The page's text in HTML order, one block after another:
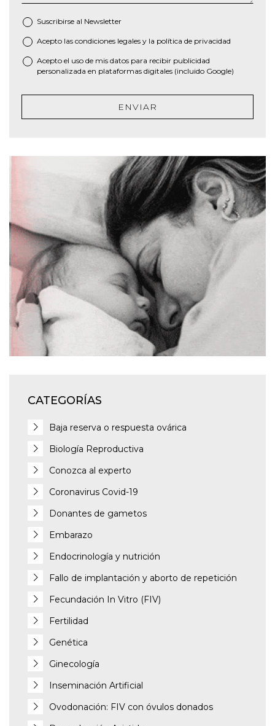
Suscribirse al Newsletter
* Acepto las condiciones legales y la política de privacidad
Acepto el uso de mis datos para recibir publicidad
personalizada en plataformas digitales (incluido Google)
ENVIAR
CATEGORÍAS
Baja reserva o respuesta ovárica
Biología Reproductiva
Conozca al experto
Coronavirus Covid-19
Donantes de gametos
Embarazo
Endocrinología y nutrición
Fallo de implantación y aborto de repetición
Fecundación In Vitro (FIV)
Fertilidad
Genética
Ginecología
Inseminación Artificial
Ovodonación: FIV con óvulos donados